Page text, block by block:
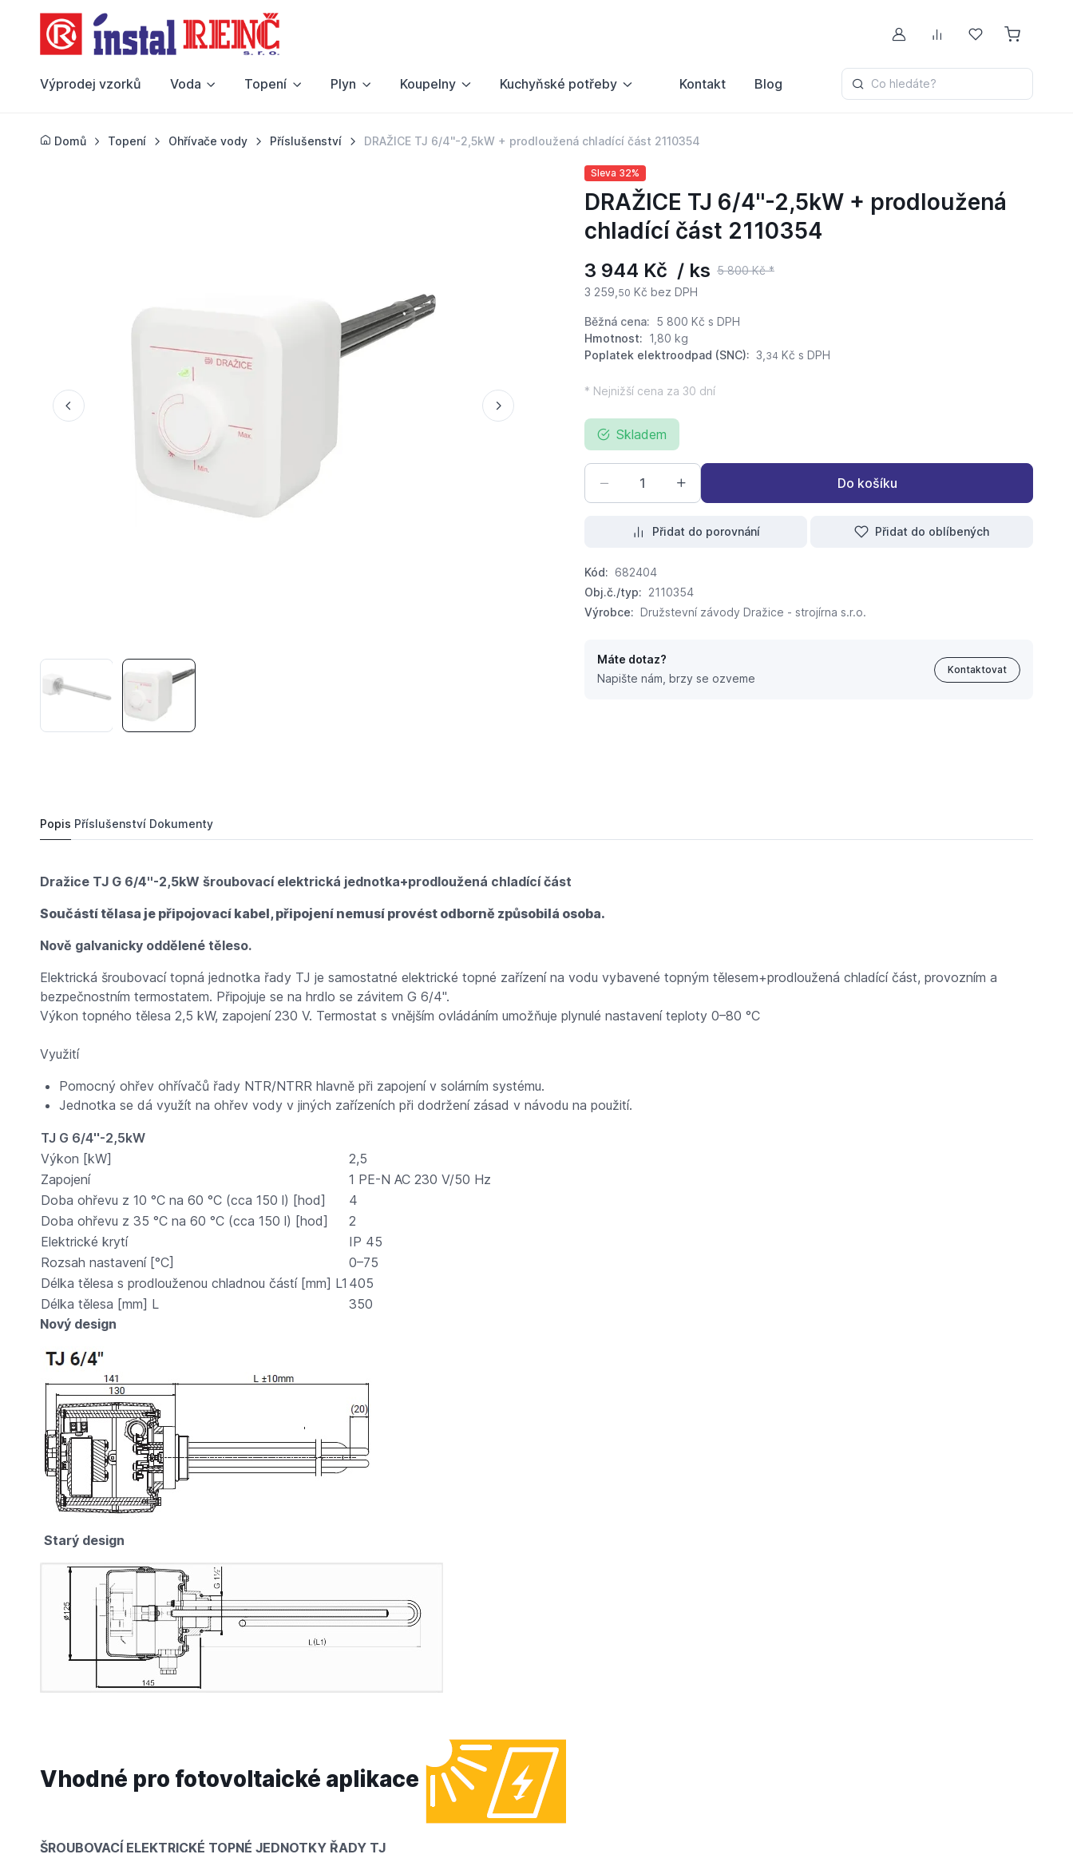
Můj účetPorovnávání
Oblíbené
Výprodej vzorků Voda Topení Plyn Koupelny Kuchyňské potřeby Kontakt Blog Co hledáte?
Domů Topení Ohřívače vody Příslušenství DRAŽICE TJ 6/4''-2,5kW + prodloužená chladící část 2110354
Sleva 32%
DRAŽICE TJ 6/4''-2,5kW + prodloužená
chladící část 2110354
3 944 Kč / ks 5 800 Kč *
3 259, 50 Kč bez DPH
Běžná cena: 5 800 Kč s DPH
Hmotnost: 1,80 kg
Poplatek elektroodpad (SNC): 3, 34 Kč s DPH
* Nejnižší cena za 30 dní
Skladem
Do košíku
Přidat do porovnání Přidat do oblíbených
Kód: 682404
Obj.č./typ: 2110354
Výrobce: Družstevní závody Dražice - strojírna s.r.o.
Máte dotaz?
Napište nám, brzy se ozveme
Kontaktovat
Popis Příslušenství Dokumenty
Dražice TJ G 6/4''-2,5kW šroubovací elektrická jednotka+prodloužená chladící část
Součástí tělasa je připojovací kabel, připojení nemusí provést odborně způsobilá osoba.
Nově galvanicky oddělené těleso.
Elektrická šroubovací topná jednotka řady TJ je samostatné elektrické topné zařízení na vodu vybavené topným tělesem+prodloužená chladící část, provozním a
bezpečnostním termostatem. Připojuje se na hrdlo se závitem G 6/4''.
Výkon topného tělesa 2,5 kW, zapojení 230 V. Termostat s vnějším ovládáním umožňuje plynulé nastavení teploty 0–80 °C
Využití
Pomocný ohřev ohřívačů řady NTR/NTRR hlavně při zapojení v solárním systému.
Jednotka se dá využít na ohřev vody v jiných zařízeních při dodržení zásad v návodu na použití.
TJ G 6/4''-2,5kW
Výkon [kW]
2,5
Zapojení
1 PE-N AC 230 V/50 Hz
Doba ohřevu z 10 °C na 60 °C (cca 150 l) [hod]
4
Doba ohřevu z 35 °C na 60 °C (cca 150 l) [hod]
2
Elektrické krytí
IP 45
Rozsah nastavení [°C]
0–75
Délka tělesa s prodlouženou chladnou částí [mm] L1 405
Délka tělesa [mm] L
350
Nový design
Starý design
Vhodné pro fotovoltaické aplikace
ŠROUBOVACÍ ELEKTRICKÉ TOPNÉ JEDNOTKY ŘADY TJ